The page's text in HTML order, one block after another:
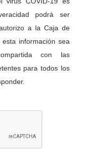
podrá ser
a la Caja de
información sea
con las
para todos los